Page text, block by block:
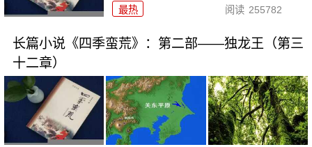
最热 阅读 255782
长篇小说《四季蛮荒》：第二部——独龙王（第三
十二章）